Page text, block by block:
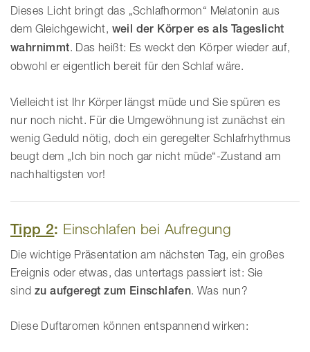
Dieses Licht bringt das „Schlafhormon“ Melatonin aus
dem Gleichgewicht, weil der Körper es als Tageslicht
wahrnimmt. Das heißt: Es weckt den Körper wieder auf,
obwohl er eigentlich bereit für den Schlaf wäre.
Vielleicht ist Ihr Körper längst müde und Sie spüren es
nur noch nicht. Für die Umgewöhnung ist zunächst ein
wenig Geduld nötig, doch ein geregelter Schlafrhythmus
beugt dem „Ich bin noch gar nicht müde“-Zustand am
nachhaltigsten vor!
Tipp 2: Einschlafen bei Aufregung
Die wichtige Präsentation am nächsten Tag, ein großes
Ereignis oder etwas, das untertags passiert ist: Sie
sind zu aufgeregt zum Einschlafen. Was nun?
Diese Duftaromen können entspannend wirken: